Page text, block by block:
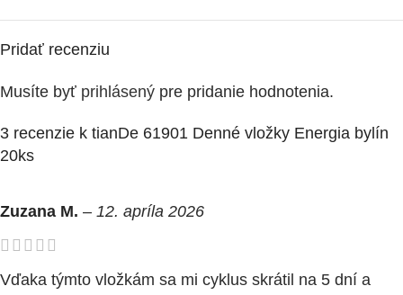
3 recenzie k tianDe 61901 Denné vložky Energia bylín
20ks
Zuzana M. – 12. apríla 2026
Vďaka týmto vložkám sa mi cyklus skrátil na 5 dní a
Pridať recenziu
Musíte byť prihlásený pre pridanie hodnotenia.